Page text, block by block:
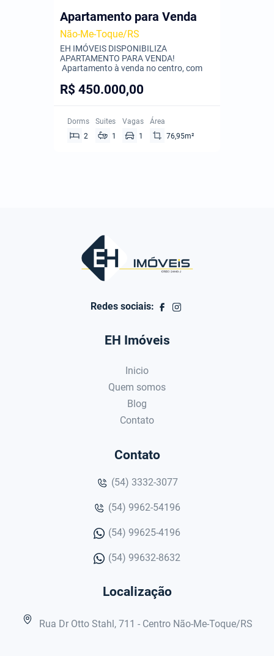
Apartamento para Venda
Não-Me-Toque/RS
EH IMÓVEIS DISPONIBILIZA
APARTAMENTO PARA VENDA!
Apartamento à venda no centro, com
R$ 450.000,00
Dorms
2
Suites
1
Vagas
1
Área
76,95m²
Redes sociais:
EH Imóveis
Inicio
Quem somos
Blog
Contato
Contato
(54) 3332-3077
(54) 9962-54196
(54) 99625-4196
(54) 99632-8632
Localização
Rua Dr Otto Stahl, 711 - Centro Não-Me-Toque/RS